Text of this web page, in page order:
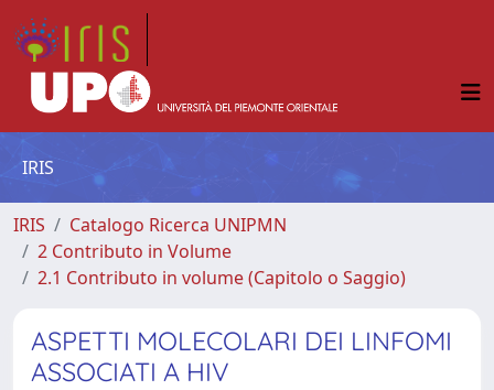
IRIS
IRIS
Catalogo Ricerca UNIPMN
2 Contributo in Volume
2.1 Contributo in volume (Capitolo o Saggio)
ASPETTI MOLECOLARI DEI LINFOMI
ASSOCIATI A HIV